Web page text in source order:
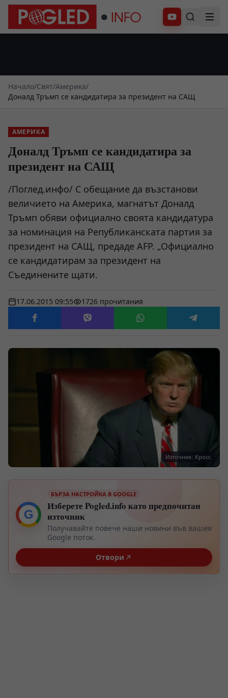
Абонирай се
Начало/Свят/Америка/
Доналд Тръмп се кандидатира за президент на САЩ
АМЕРИКА
Доналд Тръмп се кандидатира за
президент на САЩ
/Поглед.инфо/ С обещание да възстанови
величието на Америка, магнатът Доналд
Тръмп обяви официално своята кандидатура
за номинация на Републиканската партия за
президент на САЩ, предаде AFP. „Официално
се кандидатирам за президент на
Съединените щати.
17.06.2015 09:55 1726 прочитания
Източник: Кросс
G
БЪРЗА НАСТРОЙКА В GOOGLE
Изберете Pogled.info като предпочитан
източник
Получавайте повече наши новини във вашия
Google поток.
Отвори